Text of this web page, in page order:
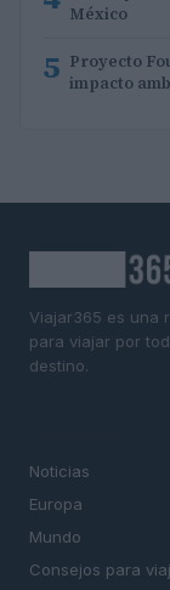
México
5 Proyecto
impacto
Viajar365 es una
para viajar por
destino.
Noticias
Europa
Mundo
Consejos para